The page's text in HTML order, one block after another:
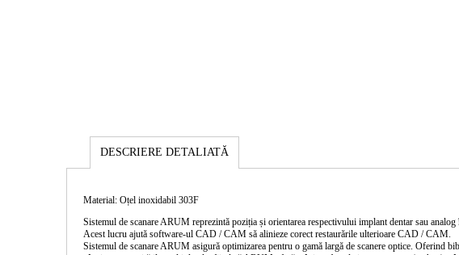
DESCRIERE DETALIATĂ
Material: Oțel inoxidabil 303F
Sistemul de scanare ARUM reprezintă poziția și orientarea respectivului implant dentar sau
Acest lucru ajută software-ul CAD / CAM să alinieze corect restaurările ulterioare CAD / CAM.
Sistemul de scanare ARUM asigură optimizarea pentru o gamă largă de scanere optice. Oferind